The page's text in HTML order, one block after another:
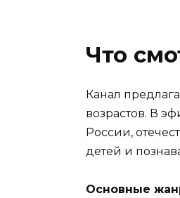
Что
Канал
возрастов. В
России,
детей и
Основные